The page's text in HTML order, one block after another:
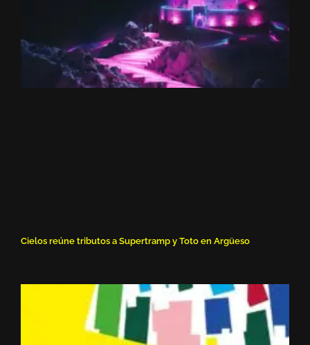
Cielos reúne tributos a Supertramp y Toto en Argüeso